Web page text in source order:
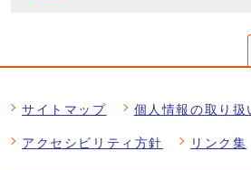
サイトマップ 個人情報の取り扱
アクセシビリティ方針 リンク集